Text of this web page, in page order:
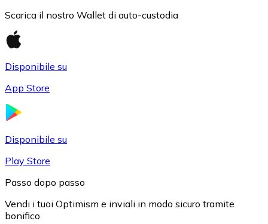
Scarica il nostro Wallet di auto-custodia
Disponibile su
App Store
Disponibile su
Play Store
Passo dopo passo
Vendi i tuoi Optimism e inviali in modo sicuro tramite
bonifico